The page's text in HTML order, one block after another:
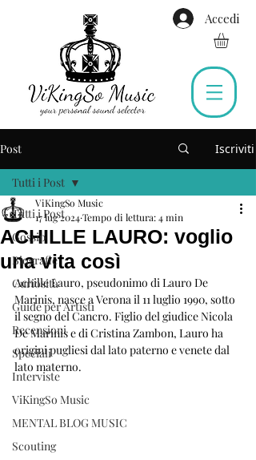
Accedi
Post Iscriviti
Tutti i Post
Gossip
Biografie
Curiosità
Guide per Artisti
Recensioni
Speciali
Interviste
ViKingSo Music
MENTAL BLOG MUSIC
Scouting
Tutti i Post
ACHILLE LAURO: voglio
una vita così
ViKingSo Music
17 lug 2024Tempo di lettura: 4 min
Achille Lauro, pseudonimo di Lauro De
Marinis, nasce a Verona il 11 luglio 1990, sotto
il segno del Cancro. Figlio del giudice Nicola
De Marinis e di Cristina Zambon, Lauro ha
origini pugliesi dal lato paterno e venete dal
lato materno.